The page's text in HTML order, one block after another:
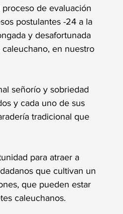
de evaluación
postulantes -24 a la
y desafortunada
en nuestro
señorío y sobriedad
y cada uno de sus
tradicional que
para atraer a
que cultivan un
que pueden estar
caleuchanos.